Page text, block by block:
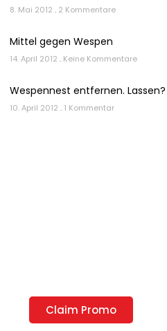
8. Mai 2012 2 Kommentare
Mittel gegen Wespen
14. April 2012 Keine Kommentare
Wespennest entfernen.
10. April 2012 1 Kommentar
Claim Promo